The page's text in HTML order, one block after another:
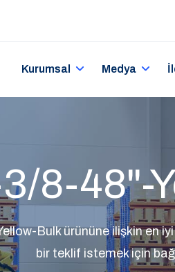
Kurumsal Medya
8-48"-
Bulk ürününe ilişkin en
bir teklif istemek için